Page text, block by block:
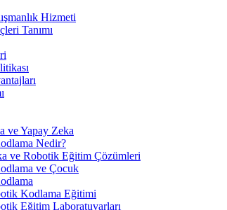
Hizmeti
Tanımı
ve Yapay Zeka
Nedir?
ve Robotik Eğitim Çözümleri
ve Çocuk
Kodlama Eğitimi
Eğitim Laboratuvarları